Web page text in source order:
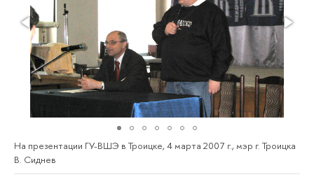
На презентации ГУ-ВШЭ в Троицке, 4 марта 2007 г., мэр г. Троицка
В. Сиднев